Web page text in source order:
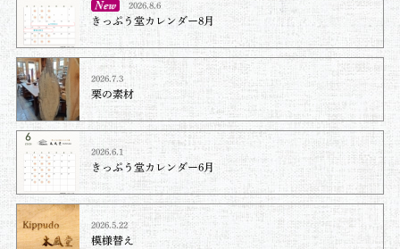
2026.8.6
きっぷう堂カレンダー8月
2026.7.3
栗の素材
2026.6.1
きっぷう堂カレンダー6月
2026.5.22
模様替え